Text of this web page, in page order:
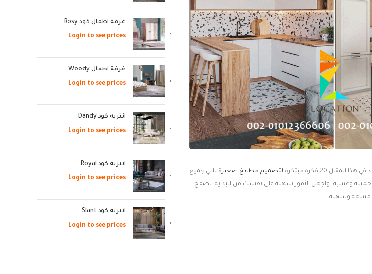
20 فكرة مبتكرة لتصميم مطابخ صغيرة تلبي جميع
وعملية، واجعل الأمور سهلة على نفسك من البداية. تصفح
ممتعة وسهلة.
غرفة اطفال كود Rosy
Login to see prices
غرفة اطفال Woody
Login to see prices
انتريه كود Dandy
Login to see prices
انتريه كود Royal
Login to see prices
انتريه كود Slant
Login to see prices